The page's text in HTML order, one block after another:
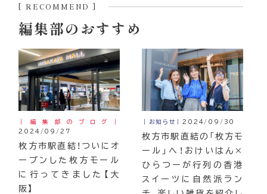
[ RECOMMEND ]
編集部のおすすめ
｜編集部のブログ｜
2024/09/27
枚方市駅直結！ついにオ
ープンした枚方モール
に行ってきました【大
阪】
｜お知らせ｜2024/09/30
枚方市駅直結の「枚方モ
ール」へ！おけいはん×
ひらつーが行列の香港
スイーツに自然派ラン